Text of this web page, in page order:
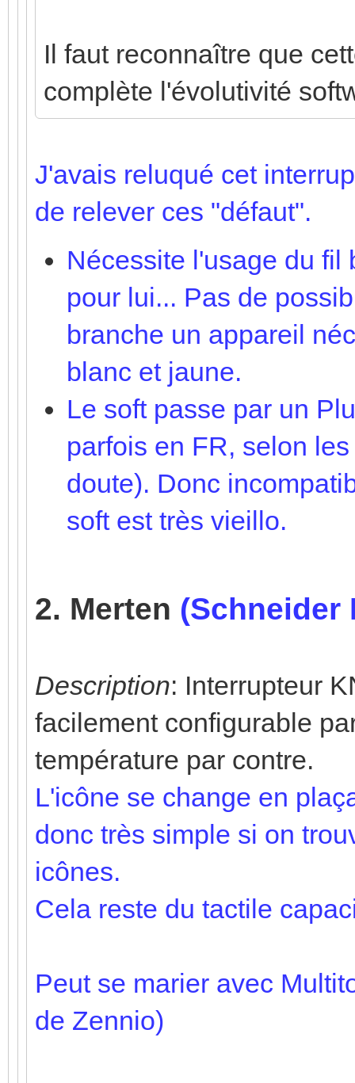
Il faut reconnaître que
complète l'évolutivité
J'avais reluqué cet
de relever ces "défaut".
Nécessite l'usage du fil
pour lui... Pas de
branche un appareil
blanc et jaune.
Le soft passe par un
parfois en FR, selon
doute). Donc
soft est très vieillo.
2. Merten (Schneider
Description: Interrupteur
facilement configurable
température par contre.
L'icône se change en
donc très simple si on
icônes.
Cela reste du tactile
Peut se marier avec
de Zennio)